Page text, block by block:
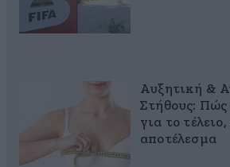
Αυξητική &
Στήθους: Πώς
για το
αποτέλεσμα